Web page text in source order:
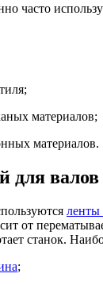
часто
материалов;
материалов.
для валов
ленты
от
станок.
;